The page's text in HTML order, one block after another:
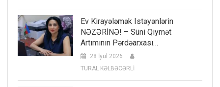
Ev Kirayələmək Istəyənlərin
NƏZƏRİNƏ! – Süni Qiymət
Artımının Pərdəarxası…
28 İyul 2026
TURAL KƏLBƏCƏRLİ